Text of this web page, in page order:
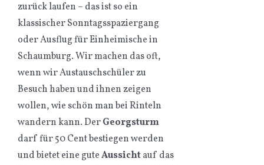
zurück laufen – das ist so ein
klassischer Sonntagsspaziergang
oder Ausflug für Einheimische in
Schaumburg. Wir machen das oft,
wenn wir Austauschschüler zu
Besuch haben und ihnen zeigen
wollen, wie schön man bei Rinteln
wandern kann. DerGeorgsturm
darf für 50 Cent bestiegen werden
und bietet eine guteAussichtauf das